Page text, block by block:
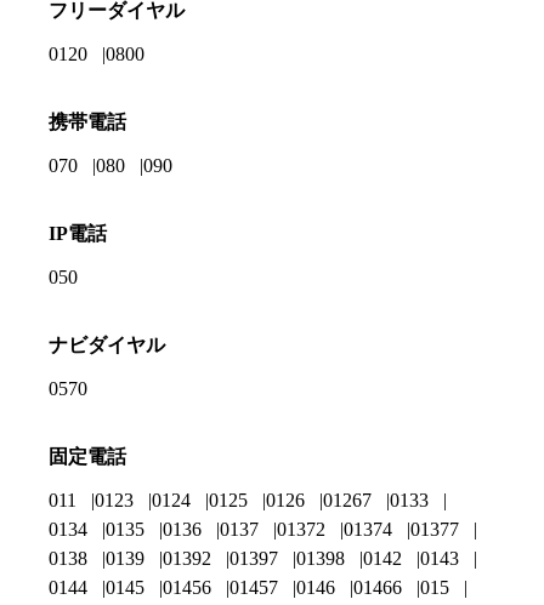
フリーダイヤル
0120 0800
携帯電話
070 080 090
IP電話
050
ナビダイヤル
0570
固定電話
011 0123 0124 0125 0126 01267
0133
0134
0135 0136 0137 01372 01374
01377
0138
0139 01392 01397 01398 0142
0143
0144
0145 01456 01457 0146 01466
015